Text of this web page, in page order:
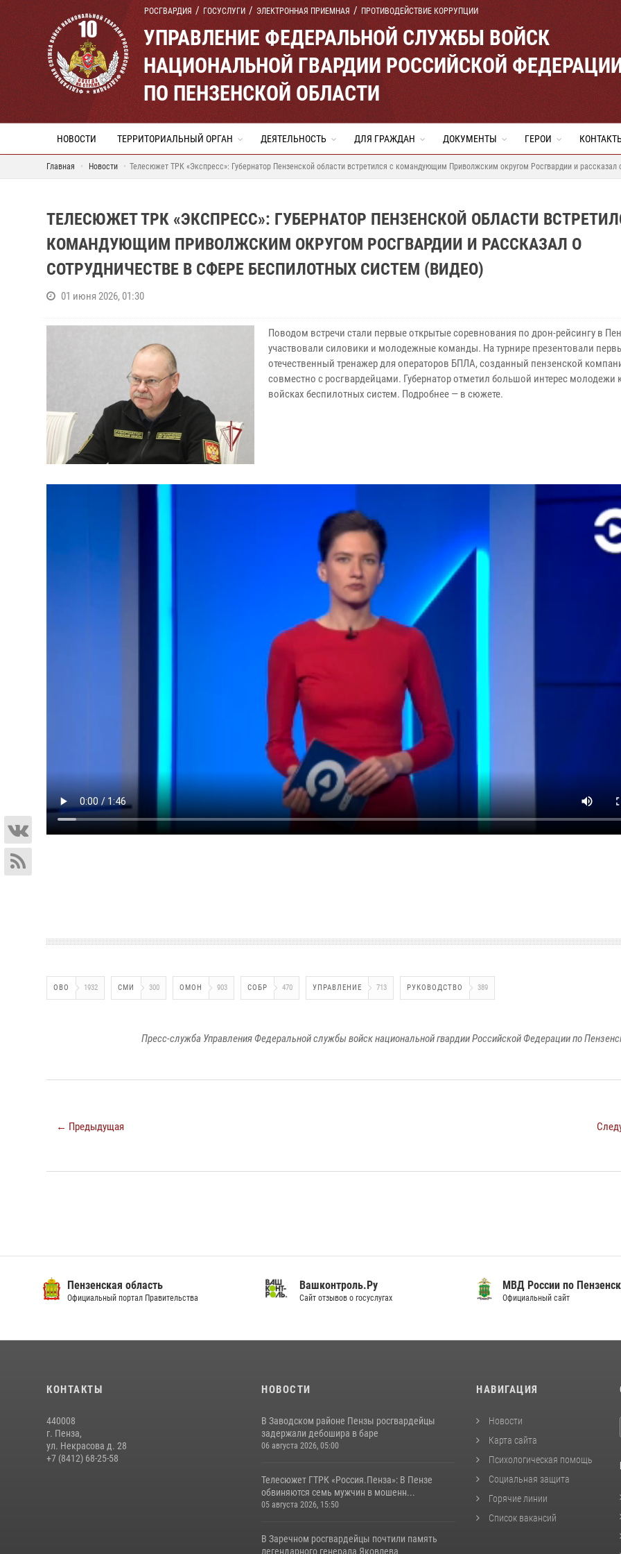
РОСГВАРДИЯ ГОСУСЛУГИ ЭЛЕКТРОННАЯ ПРИЕМНАЯ ПРОТИВОДЕЙСТВИЕ КОРРУПЦИИ
УПРАВЛЕНИЕ ФЕДЕРАЛЬНОЙ СЛУЖБЫ ВОЙСК
НАЦИОНАЛЬНОЙ ГВАРДИИ РОССИЙСКОЙ
ПО ПЕНЗЕНСКОЙ ОБЛАСТИ
НОВОСТИ ТЕРРИТОРИАЛЬНЫЙ ОРГАН ДЕЯТЕЛЬНОСТЬ ДЛЯ ГРАЖДАН ДОКУМЕНТЫ ГЕРОИ
Главная Новости Телесюжет ТРК «Экспресс»: Губернатор Пензенской области встретился с командующим Приволжским округом Росгвардии и
ТЕЛЕСЮЖЕТ ТРК «ЭКСПРЕСС»: ГУБЕРНАТОР ПЕНЗЕНСКОЙ ОБЛАСТИ
КОМАНДУЮЩИМ ПРИВОЛЖСКИМ ОКРУГОМ РОСГВАРДИИ И РАССКАЗАЛ О
СОТРУДНИЧЕСТВЕ В СФЕРЕ БЕСПИЛОТНЫХ СИСТЕМ (ВИДЕО)
01 июня 2026, 01:30
Поводом встречи стали первые открытые соревнования по дрон-рейсингу в
участвовали силовики и молодежные команды. На турнире презентовали
отечественный тренажер для операторов БПЛА, созданный пензенской
совместно с росгвардейцами. Губернатор отметил большой интерес молодежи
войсках беспилотных систем. Подробнее — в сюжете.
ОВО 1932 СМИ 300 ОМОН 903 СОБР 470 УПРАВЛЕНИЕ 713 РУКОВОДСТВО 389
Пресс-служба Управления Федеральной службы войск национальной гвардии Российской Федерации по
← Предыдущая
Пензенская область
Официальный портал Правительства
Вашконтроль.Ру
Сайт отзывов о госуслугах
МВД России по
Официальный сайт
КОНТАКТЫ
440008
г. Пенза,
ул. Некрасова д. 28
+7 (8412) 68-25-58
НОВОСТИ
В Заводском районе Пензы росгвардейцы
задержали дебошира в баре
06 августа 2026, 05:00
Телесюжет ГТРК «Россия.Пенза»: В Пензе
обвиняются семь мужчин в мошенн...
05 августа 2026, 15:50
В Заречном росгвардейцы почтили память
легендарного генерала Яковлева
НАВИГАЦИЯ
Новости
Карта сайта
Психологическая помощь
Социальная защита
Горячие линии
Список вакансий